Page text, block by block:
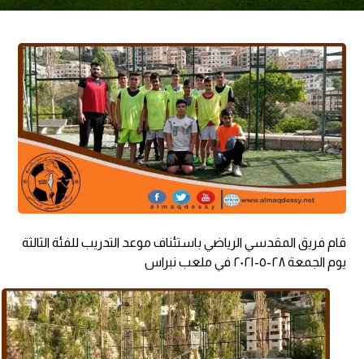
قام فريق المقدسي الرياضي باستئناف موعد التدريب للفئة الثالثة
يوم الجمعة ٢٨-٥-٢٠٢١ في ملعب نبراس